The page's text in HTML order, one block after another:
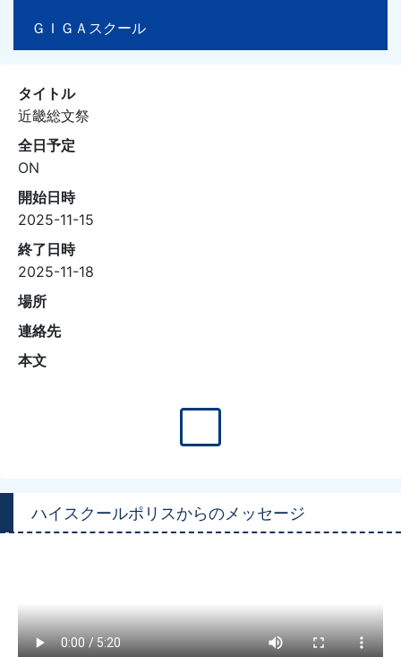
ＧＩＧＡスクール
タイトル
近畿総文祭
全日予定
ON
開始日時
2025-11-15
終了日時
2025-11-18
場所
連絡先
本文
ハイスクールポリスからのメッセージ